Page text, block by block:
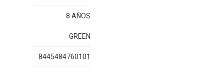
8 AÑOS
GREEN
8445484760101